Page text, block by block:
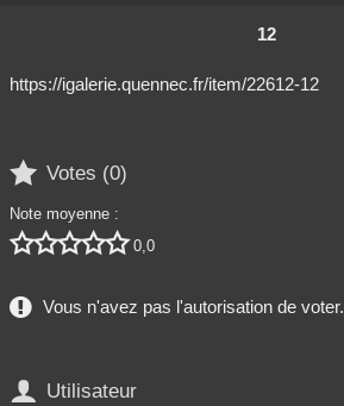
12
https://igalerie.quennec.fr/item/22612-12
 Votes (0)
Note moyenne :
 0,0
Vous n'avez pas l'autorisation de voter.
 Utilisateur